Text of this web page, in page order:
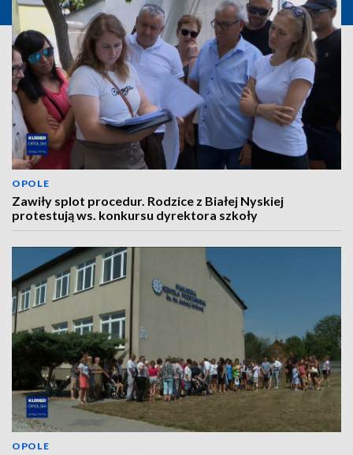
OPOLE
Zawiły splot procedur. Rodzice z Białej Nyskiej
protestują ws. konkursu dyrektora szkoły
OPOLE